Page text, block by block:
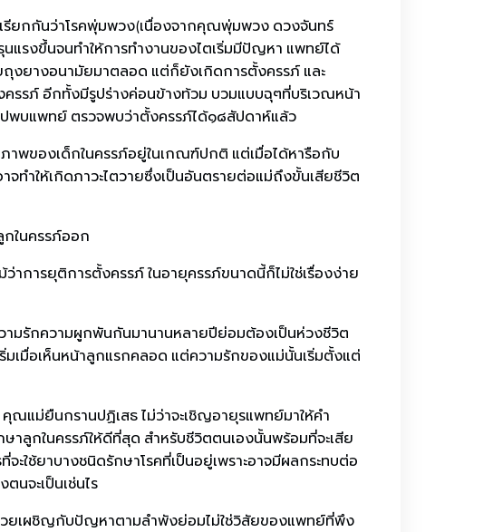
เรียกกันว่าโรคพุ่มพวง(เนื่องจากคุณพุ่มพวง ดวงจันทร์
แรงขึ้นจนทำให้การทำงานของไตเริ่มมีปัญหา แพทย์ได้
ถุงยางอนามัยมาตลอด แต่ก็ยังเกิดการตั้งครรภ์ และ
งครรภ์ อีกทั้งมีรูปร่างค่อนข้างท้วม บวมแบบฉุๆที่บริเวณหน้า
ปพบแพทย์ ตรวจพบว่าตั้งครรภ์ได้๑๘สัปดาห์แล้ว
พของเด็กในครรภ์อยู่ในเกณฑ์ปกติ แต่เมื่อได้หารือกับ
ทำให้เกิดภาวะไตวายซึ่งเป็นอันตรายต่อแม่ถึงขั้นเสียชีวิต
กในครรภ์ออก
าการยุติการตั้งครรภ์ ในอายุครรภ์ขนาดนี้ก็ไม่ใช่เรื่องง่าย
ามรักความผูกพันกันมานานหลายปีย่อมต้องเป็นห่วงชีวิต
เมื่อเห็นหน้าลูกแรกคลอด แต่ความรักของแม่นั้นเริ่มตั้งแต่
แม่ยืนกรานปฏิเสธ ไม่ว่าจะเชิญอายุรแพทย์มาให้คำ
ลูกในครรภ์ให้ดีที่สุด สำหรับชีวิตตนเองนั้นพร้อมที่จะเสีย
ใช้ยาบางชนิดรักษาโรคที่เป็นอยู่เพราะอาจมีผลกระทบต่อ
นจะเป็นเช่นไร
วยเผชิญกับปัญหาตามลำพังย่อมไม่ใช่วิสัยของแพทย์ที่พึง